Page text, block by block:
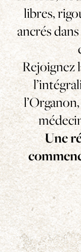
libres,
ancrés
Rejoignez
Une